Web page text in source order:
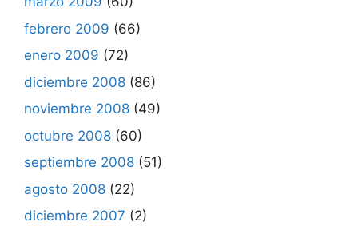
febrero 2009 (66)
enero 2009 (72)
diciembre 2008 (86)
noviembre 2008 (49)
octubre 2008 (60)
septiembre 2008 (51)
agosto 2008 (22)
diciembre 2007 (2)